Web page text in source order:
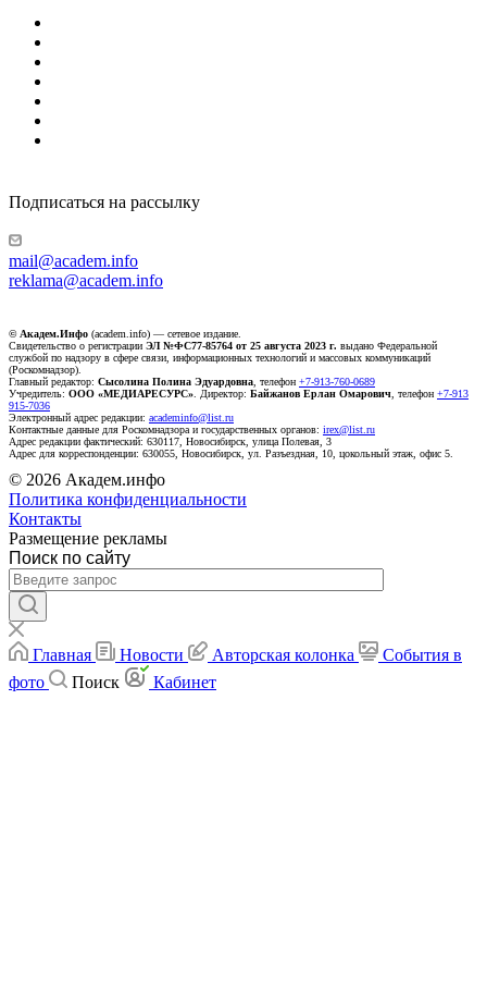
Подписаться на рассылку
mail@academ.info
reklama@academ.info
© Академ.Инфо (academ.info) — сетевое издание.
Свидетельство о регистрации ЭЛ №ФС77-85764 от 25 августа 2023 г. выдано Федеральной
службой по надзору в сфере связи, информационных технологий и массовых коммуникаций
(Роскомнадзор).
Главный редактор: Сысолина Полина Эдуардовна , телефон +7-913-760-0689
Учредитель: ООО «МЕДИАРЕСУРС» . Директор: Байжанов Ерлан Омарович , телефон +7-913
915-7036
Электронный адрес редакции: academinfo@list.ru
Контактные данные для Роскомнадзора и государственных органов: irex@list.ru
Адрес редакции фактический: 630117, Новосибирск, улица Полевая, 3
Адрес для корреспонденции: 630055, Новосибирск, ул. Разъездная, 10, цокольный этаж, офис 5.
© 2026 Академ.инфо
Политика конфиденциальности
Контакты
Размещение рекламы
Поиск по сайту
Главная Новости Авторская колонка
События в
фото
Поиск Кабинет